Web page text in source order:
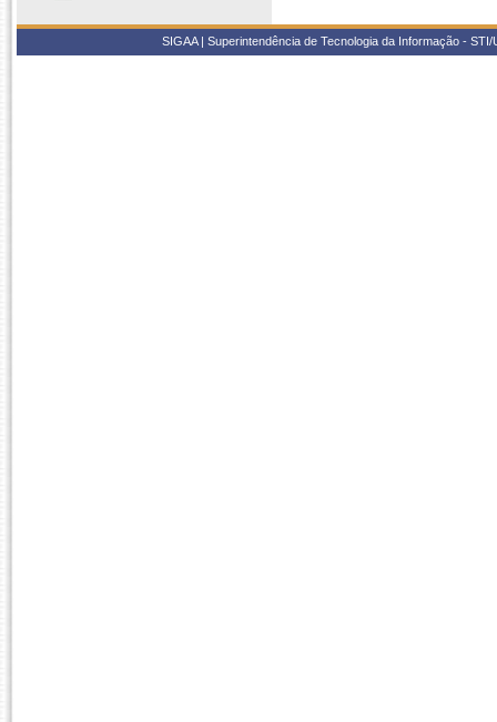
SIGAA | Superintendência de Tecnologia da Informação -